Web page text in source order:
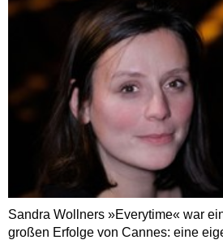
Sandra Wollners »Everytime« war
großen Erfolge von Cannes: eine